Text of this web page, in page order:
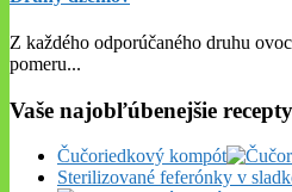
Z každého odporúčaného druhu
pomeru...
Vaše najobľúbenejšie recepty
Čučoriedkový kompót
Sterilizované feferónky v